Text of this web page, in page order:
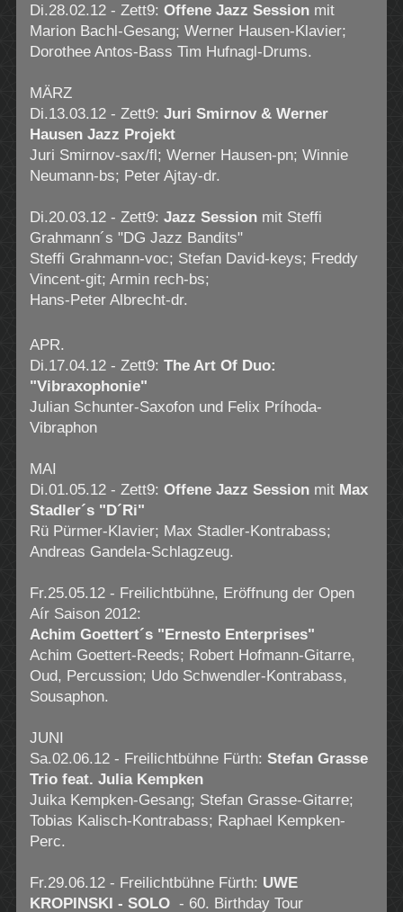
Di.28.02.12 - Zett9: Offene Jazz Sessionmit
Marion Bachl-Gesang; Werner Hausen-Klavier;
Dorothee Antos-Bass Tim Hufnagl-Drums.
MÄRZ
Di.13.03.12 - Zett9: Juri Smirnov & Werner
Hausen Jazz Projekt
Juri Smirnov-sax/fl; Werner Hausen-pn; Winnie
Neumann-bs; Peter Ajtay-dr.
Di.20.03.12 - Zett9: Jazz Sessionmit Steffi
Grahmann´s "DG Jazz Bandits"
Steffi Grahmann-voc; Stefan David-keys; Freddy
Vincent-git; Armin rech-bs;
Hans-Peter Albrecht-dr.
APR.
Di.17.04.12 - Zett9: The Art Of Duo:
"Vibraxophonie"
Julian Schunter-Saxofon und Felix Príhoda-
Vibraphon
MAI
Di.01.05.12 - Zett9: Offene Jazz Sessionmit Max
Stadler´s "D´Ri"
Rü Pürmer-Klavier; Max Stadler-Kontrabass;
Andreas Gandela-Schlagzeug.
Fr.25.05.12 - Freilichtbühne, Eröffnung der Open
Aír Saison 2012:
Achim Goettert´s "Ernesto Enterprises"
Achim Goettert-Reeds; Robert Hofmann-Gitarre,
Oud, Percussion; Udo Schwendler-Kontrabass,
Sousaphon.
JUNI
Sa.02.06.12 - Freilichtbühne Fürth: Stefan Grasse
Trio feat. Julia Kempken
Juika Kempken-Gesang; Stefan Grasse-Gitarre;
Tobias Kalisch-Kontrabass; Raphael Kempken-
Perc.
Fr.29.06.12 - Freilichtbühne Fürth: UWE
KROPINSKI - SOLO- 60. Birthday Tour